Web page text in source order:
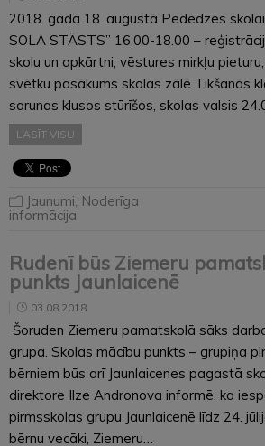
2018. gada 18. augustā Pededzes
SOLA STĀSTS” 16.00-18.00 –
skolu un apkārtni, vēstures mirkļu
svētku pasākums skolas zālē Tikšanās
sarunas klusos stūrīšos, skolas valsis
LASĪT VISU
Jaunumi, Noderīga
informācija
Rudenī būs Ziemeru
punkts Jaunlaicenē
03.08.2018
Šoruden Ziemeru pamatskolā sāks
grupa. Skolas mācību punkts – grupiņa
bērniem būs arī Jaunlaicenes pagastā
direktore Ilze Andronova informē, ka
pirmsskolas grupu Jaunlaicenē līdz 24.
bērnu vecāki, Ziemeru…